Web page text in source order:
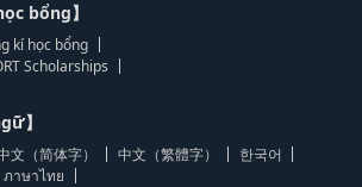
bổng】
kí học bổng
Scholarships
】
文（简体字） 中文（繁體字）
한국어
ภาษาไทย